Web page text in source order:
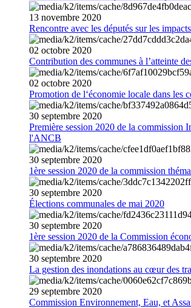
13 novembre 2020
Rencontre avec les députés sur les
02 octobre 2020
Contribution des communes à l’atteinte
02 octobre 2020
Promotion de l‘économie locale dans les
30 septembre 2020
Première session 2020 de la commission
l'ANCB
30 septembre 2020
1ère session 2020 de la commission
30 septembre 2020
Élections communales de mai 2020
30 septembre 2020
1ère session 2020 de la Commission
30 septembre 2020
La gestion des inondations au cœur des
29 septembre 2020
Commission Environnement, Eau, et